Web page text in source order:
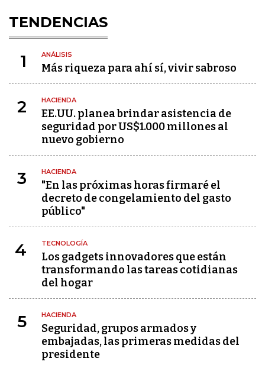
TENDENCIAS
1 ANÁLISIS
Más riqueza para ahí sí, vivir sabroso
2 HACIENDA
EE.UU. planea brindar asistencia de
seguridad por US$1.000 millones al
nuevo gobierno
3 HACIENDA
"En las próximas horas firmaré el
decreto de congelamiento del gasto
público"
4 TECNOLOGÍA
Los gadgets innovadores que están
transformando las tareas cotidianas
del hogar
5 HACIENDA
Seguridad, grupos armados y
embajadas, las primeras medidas del
presidente